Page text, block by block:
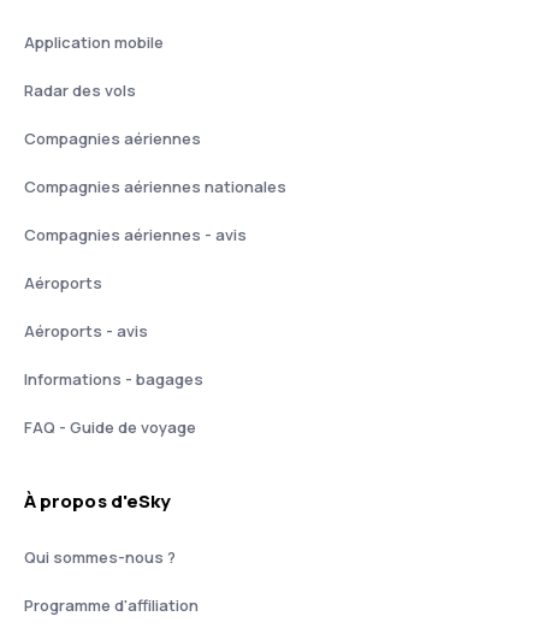
Application mobile
Radar des vols
Compagnies aériennes
Compagnies aériennes nationales
Compagnies aériennes - avis
Aéroports
Aéroports - avis
Informations - bagages
FAQ - Guide de voyage
À propos d'eSky
Qui sommes-nous ?
Programme d'affiliation